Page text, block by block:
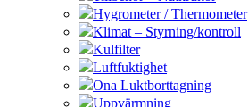
Hygrometer / Thermometer
Klimat – Styrning/kontroll
Kulfilter
Luftfuktighet
Ona Luktborttagning
Uppvärmning